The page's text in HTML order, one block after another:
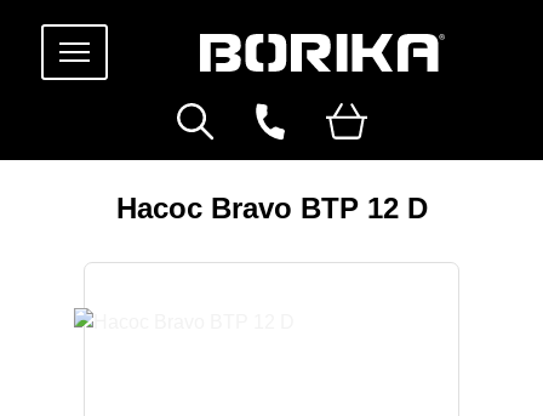
Насос Bravo BTP 12 D